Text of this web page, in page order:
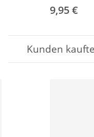
9,95 €
Kunden